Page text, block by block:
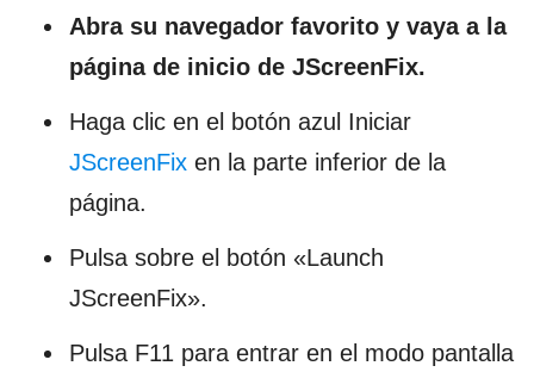
Abra su navegador favorito y vaya a la
página de inicio de JScreenFix.
Haga clic en el botón azul Iniciar
JScreenFix en la parte inferior de la
página.
Pulsa sobre el botón «Launch
JScreenFix».
Pulsa F11 para entrar en el modo pantalla